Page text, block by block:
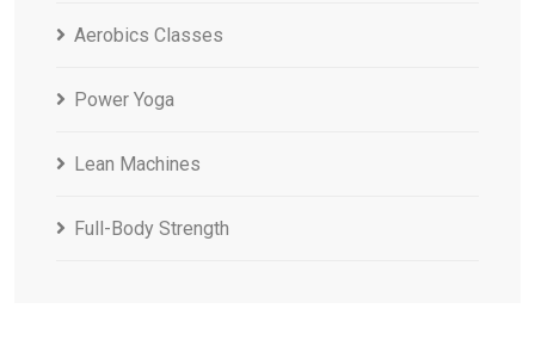
Aerobics Classes
Power Yoga
Lean Machines
Full-Body Strength